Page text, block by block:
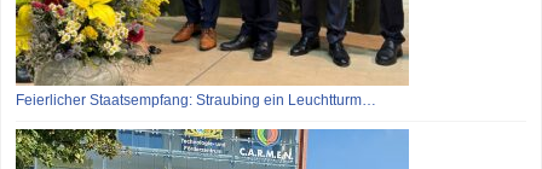
Feierlicher Staatsempfang: Straubing ein Leuchtturm…